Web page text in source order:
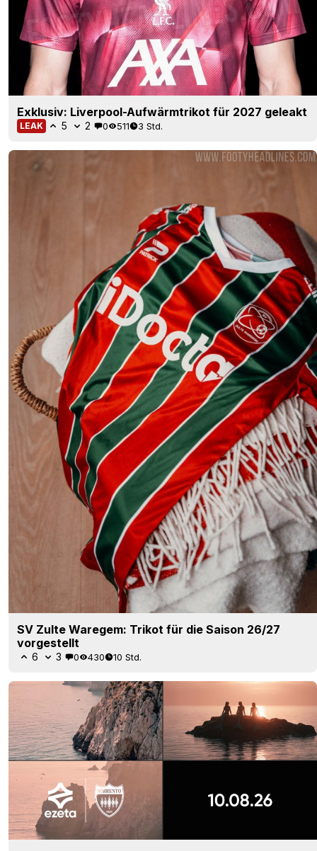
Exklusiv: Liverpool-Aufwärmtrikot für 2027 geleakt
LEAK 5 2 0 511 3 Std.
SV Zulte Waregem: Trikot für die Saison 26/27
vorgestellt
6 3 0 430 10 Std.